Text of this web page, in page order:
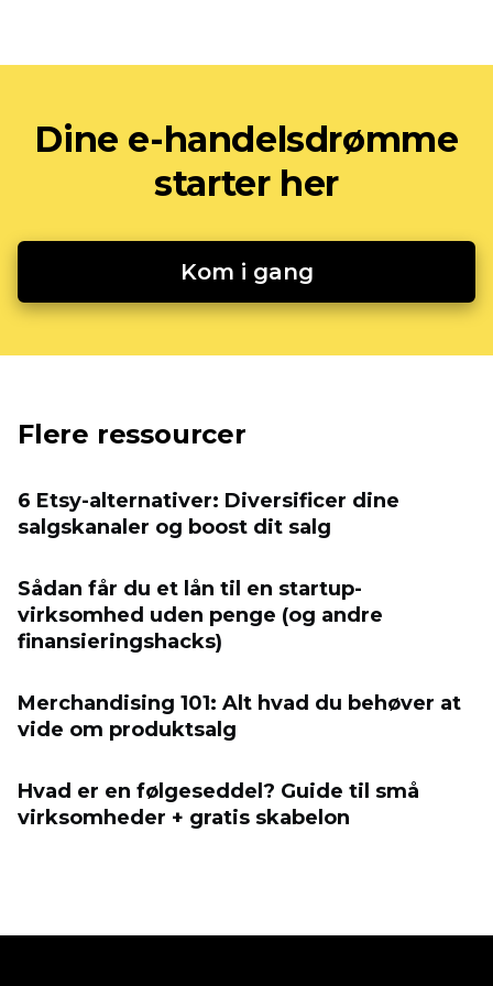
Dine e-handelsdrømme
starter her
Kom i gang
Flere ressourcer
6 Etsy-alternativer: Diversificer dine
salgskanaler og boost dit salg
Sådan får du et lån til en startup-
virksomhed uden penge (og andre
finansieringshacks)
Merchandising 101: Alt hvad du behøver at
vide om produktsalg
Hvad er en følgeseddel? Guide til små
virksomheder + gratis skabelon